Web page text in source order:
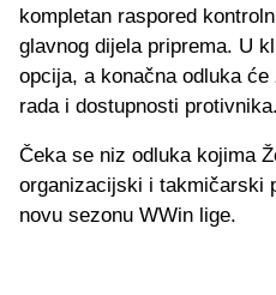
kompletan raspored
glavnog dijela priprema. U
opcija, a konačna odluka
rada i dostupnosti protivnika.
Čeka se niz odluka kojima
organizacijski i takmičarski
novu sezonu WWin lige.